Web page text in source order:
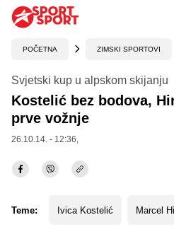
POČETNA ZIMSKI SPORTOVI
Svjetski kup u alpskom skijanju
Kostelić bez bodova,
prve vožnje
26.10.14. - 12:36,
Teme: Ivica Kostelić Marcel